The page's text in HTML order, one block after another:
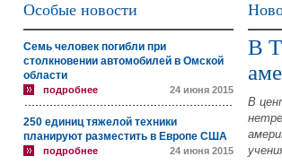
Особые новости
Семь человек погибли при
столкновении автомобилей в Омской
области
подробнее 24 июня 2015
250 единиц тяжелой техники
планируют разместить в Европе США
подробнее 24 июня 2015
В
В